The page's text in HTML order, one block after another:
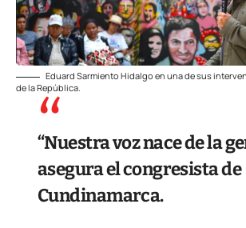
Eduard Sarmiento Hidalgo en una de sus
de la República.
“Nuestra voz nace de la
asegura el congresista de
Cundinamarca.